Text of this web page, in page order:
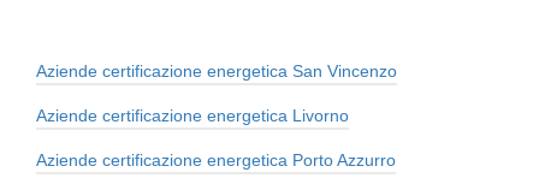
Aziende certificazione energetica San Vincenzo
Aziende certificazione energetica Livorno
Aziende certificazione energetica Porto Azzurro